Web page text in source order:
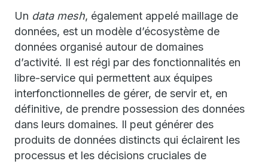
Un data mesh, également appelé maillage de
données, est un modèle d’écosystème de
données organisé autour de domaines
d’activité. Il est régi par des fonctionnalités en
libre-service qui permettent aux équipes
interfonctionnelles de gérer, de servir et, en
définitive, de prendre possession des données
dans leurs domaines. Il peut générer des
produits de données distincts qui éclairent les
processus et les décisions cruciales de